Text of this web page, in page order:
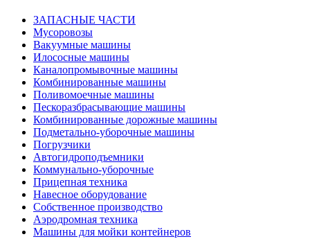
ЗАПАСНЫЕ ЧАСТИ
Мусоровозы
Вакуумные машины
Илососные машины
Каналопромывочные машины
Комбинированные машины
Поливомоечные машины
Пескоразбрасывающие машины
Комбинированные дорожные машины
Подметально-уборочные машины
Погрузчики
Автогидроподъемники
Коммунально-уборочные
Прицепная техника
Навесное оборудование
Собственное производство
Аэродромная техника
Машины для мойки контейнеров